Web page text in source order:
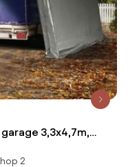
garage 3,3x4,7m,
2